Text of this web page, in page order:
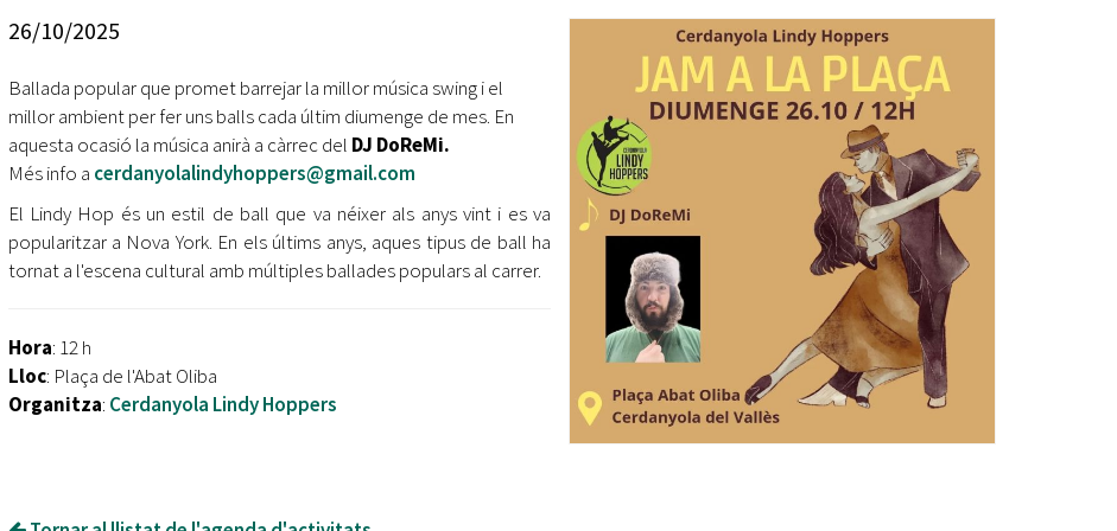
Ètica i Integritat
Retiment de Comptes
Accés a Informació Pública
Dades Obertes
Catàleg de Serveis i Tràmits
jove 2026
Cerdanyola opta a més de 5 milions d'euros del Pla de
Barris per transformar les Fontetes, Quatre Cantons i
l'entorn de l'avinguda Catalunya
El FIT presenta el cartell de la seva 16a edició i dona el
tret de sortida al festival
L’Ajuntament reparteix ulleres gratuïtes per veure
Entitats
Equipaments
Mercats Municipals
Webs Municipals
26/10/2025
Ballada popular que promet barrejar la millor música swing i el
millor ambient per fer uns balls cada últim diumenge de mes. En
aquesta ocasió la música anirà a càrrec del DJ DoReMi.
Més info a cerdanyolalindyhoppers@gmail.com
El Lindy Hop és un estil de ball que va néixer als anys vint i es va
popularitzar a Nova York. En els últims anys, aques tipus de ball ha
tornat a l'escena cultural amb múltiples ballades populars al carrer.
Hora: 12 h
Lloc: Plaça de l'Abat Oliba
Organitza: Cerdanyola Lindy Hoppers